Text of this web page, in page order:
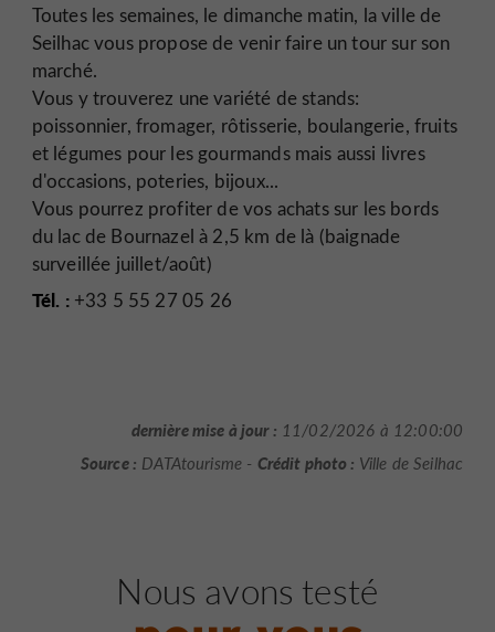
Toutes les semaines, le dimanche matin, la ville de
Seilhac vous propose de venir faire un tour sur son
marché.
Vous y trouverez une variété de stands:
poissonnier, fromager, rôtisserie, boulangerie, fruits
et légumes pour les gourmands mais aussi livres
d'occasions, poteries, bijoux...
Vous pourrez profiter de vos achats sur les bords
du lac de Bournazel à 2,5 km de là (baignade
surveillée juillet/août)
Tél. :+33 5 55 27 05 26
dernière mise à jour : 11/02/2026 à 12:00:00
Source : DATAtourisme - Crédit photo : Ville de Seilhac
Nous avons testé